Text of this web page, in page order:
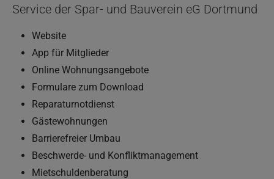
Service der Spar- und Bauverein eG Dortmund
Website
App für Mitglieder
Online Wohnungsangebote
Formulare zum Download
Reparaturnotdienst
Gästewohnungen
Barrierefreier Umbau
Beschwerde- und Konfliktmanagement
Mietschuldenberatung